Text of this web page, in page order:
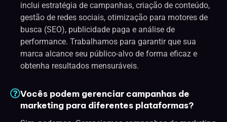
inclui estratégia de campanhas, criação de conteúdo,
gestão de redes sociais, otimização para motores de
busca (SEO), publicidade paga e análise de
performance. Trabalhamos para garantir que sua
marca alcance seu público-alvo de forma eficaz e
obtenha resultados mensuráveis.
Vocês podem gerenciar campanhas de
marketing para diferentes plataformas?